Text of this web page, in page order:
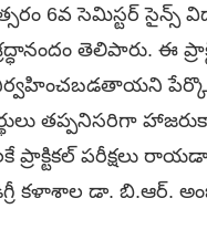
6వ సెమిస్టర్ సైన్స్
తెలిపారు. ఈ
నిర్వహించబడతాయని
తప్పనిసరిగా
ప్రాక్టికల్ పరీక్షలు
కళాశాల డా. బి.ఆర్.